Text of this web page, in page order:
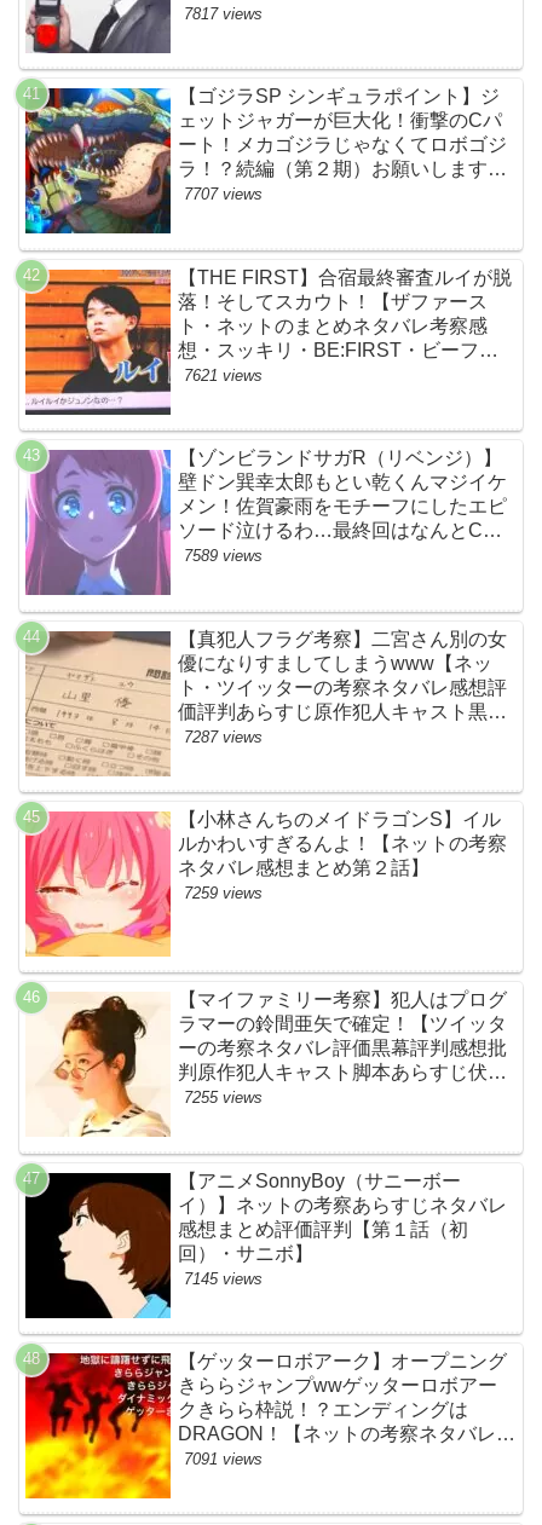
本あらすじ伏線まとめ・吉乃栄太郎】
7817 views
【ゴジラSP シンギュラポイント】ジ
ェットジャガーが巨大化！衝撃のCパ
ート！メカゴジラじゃなくてロボゴジ
ラ！？続編（第２期）お願いします！
【ネットの考察ネタバレ感想まとめ・
7707 views
【THE FIRST】合宿最終審査ルイが脱
落！そしてスカウト！【ザファース
ト・ネットのまとめネタバレ考察感
想・スッキリ・BE:FIRST・ビーファ
ースト】
7621 views
【ゾンビランドサガR（リベンジ）】
壁ドン巽幸太郎もとい乾くんマジイケ
メン！佐賀豪雨をモチーフにしたエピ
ソード泣けるわ…最終回はなんとCM
なし27分ノンストップ放送！すごすぎ
7589 views
【真犯人フラグ考察】二宮さん別の女
優になりすましてしまうwww【ネッ
ト・ツイッターの考察ネタバレ感想評
価評判あらすじ原作犯人キャスト黒幕
伏線まとめ・山里亮太・蒼井優】
7287 views
【小林さんちのメイドラゴンS】イル
ルかわいすぎるんよ！【ネットの考察
ネタバレ感想まとめ第２話】
7259 views
【マイファミリー考察】犯人はプログ
ラマーの鈴間亜矢で確定！【ツイッタ
ーの考察ネタバレ評価黒幕評判感想批
判原作犯人キャスト脚本あらすじ伏線
まとめ・藤間爽子】
7255 views
【アニメSonnyBoy（サニーボー
イ）】ネットの考察あらすじネタバレ
感想まとめ評価評判【第１話（初
回）・サニボ】
7145 views
【ゲッターロボアーク】オープニング
きららジャンプwwゲッターロボアー
クきらら枠説！？エンディングは
DRAGON！【ネットの考察ネタバレ感
想まとめ・第１話】
7091 views